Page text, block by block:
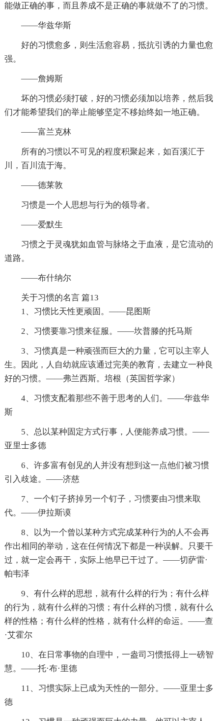
能做正确的事，而且养成不是正确的事就做不了的习惯。
——华兹华斯
好的习惯愈多，则生活愈容易，抵抗引诱的力量也愈
强。
——詹姆斯
坏的习惯必须打破，好的习惯必须加以培养，然后我
们才能希望我们的举止能够坚定不移始终如一地正确。
——富兰克林
所有的习惯以不可见的程度积聚起来，如百溪汇于
川，百川流于海。
——德莱敦
习惯是一个人思想与行为的领导者。
——爱默生
习惯之于灵魂犹如血管与脉络之于血液，是它流动的
道路。
——布什纳尔
关于习惯的名言 篇13
1、习惯比天性更顽固。——昆图斯
2、习惯要靠习惯来征服。——坎普滕的托马斯
3、习惯真是一种顽强而巨大的力量，它可以主宰人
生。因此，人自幼就应该通过完美的教育，去建立一种良
好的习惯。——弗兰西斯。培根（英国哲学家）
4、习惯支配着那些不善于思考的人们。——华兹华
斯
5、总以某种固定方式行事，人便能养成习惯。——
亚里士多德
6、许多富有创见的人并没有想到这一点他们被习惯
引入歧途。——济慈
7、一个钉子挤掉另一个钉子，习惯要由习惯来取
代。——伊拉斯谟
8、以为一个曾以某种方式完成某种行为的人不会再
作出相同的举动，这在任何情况下都是一种误解。只要干
过，就一定会再干，实际上他早已干过了。——切萨雷·
帕韦泽
9、有什么样的思想，就有什么样的行为；有什么样
的行为，就有什么样的习惯；有什么样的习惯，就有什么
样的性格；有什么样的性格，就有什么样的命运。——查
·艾霍尔
10、在日常事物的自理中，一盎司习惯抵得上一磅智
慧。——托·布·里德
11、习惯实际上已成为天性的一部分。——亚里士多
德